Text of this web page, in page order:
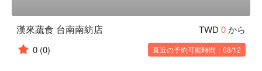
漢來蔬食 台南南紡店 TWD 0から
0 (0) 直近の予約可能時間：08/12